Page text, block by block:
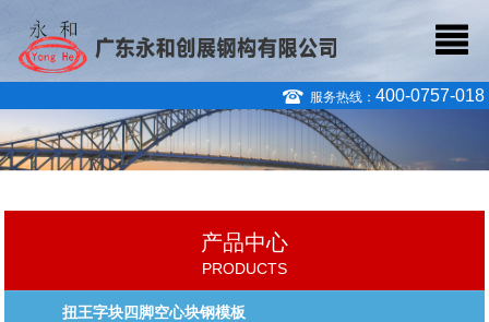
服务热线： 400-0757-018
产品中心
PRODUCTS
扭王字块四脚空心块钢模板